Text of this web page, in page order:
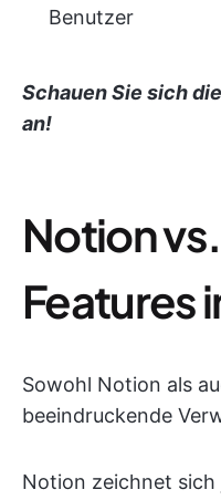
Benutzer
Schauen Sie sich
an!
Notion
Features
Sowohl Notion als
beeindruckende
Notion zeichnet